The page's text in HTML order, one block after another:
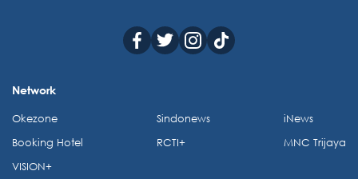
Network
Okezone
Booking Hotel
VISION+
Sindonews
RCTI+
iNews
MNC Trijaya